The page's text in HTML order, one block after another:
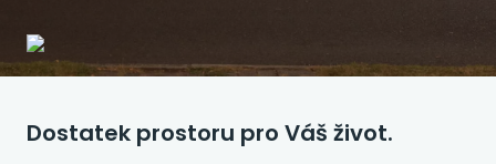
Dostatek prostoru pro Váš život.